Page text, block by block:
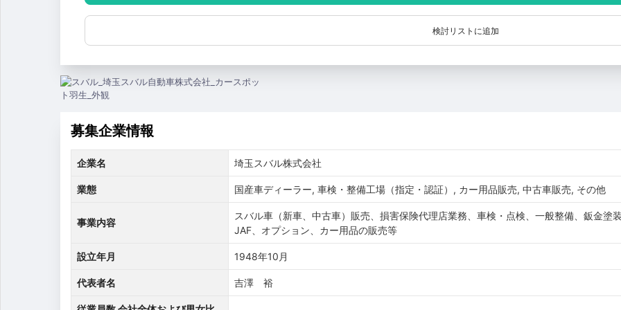
検討リストに追加
募集企業情報
企業名 埼玉スバル株式会社
業態 国産車ディーラー, 車検・整備工場（指定・認証）, カー用品販売, 中古車販売, その他
事業内容
スバル車（新車、中古車）販売、損害保険代理店業務、車検・点検、一般整備、鈑金塗
JAF、オプション、カー用品の販売等
設立年月 1948年10月
代表者名 吉澤 裕